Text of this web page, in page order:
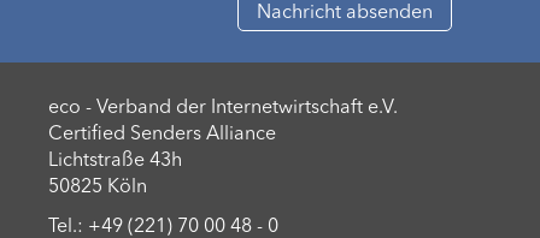
eco - Verband der Internetwirtschaft e.V.
Certified Senders Alliance
Lichtstraße 43h
50825 Köln
Tel.: +49 (221) 70 00 48 - 0